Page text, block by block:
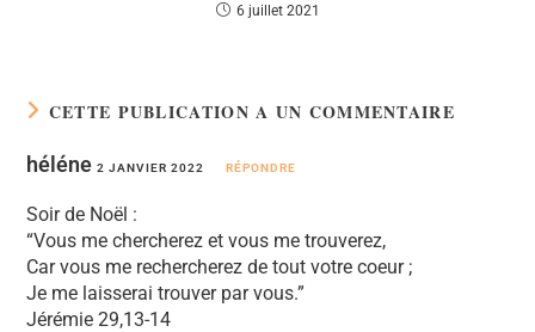
6 juillet 2021
CETTE PUBLICATION A UN COMMENTAIRE
héléne2 JANVIER 2022 RÉPONDRE
Soir de Noël :
“Vous me chercherez et vous me trouverez,
Car vous me rechercherez de tout votre coeur ;
Je me laisserai trouver par vous.”
Jérémie 29,13-14